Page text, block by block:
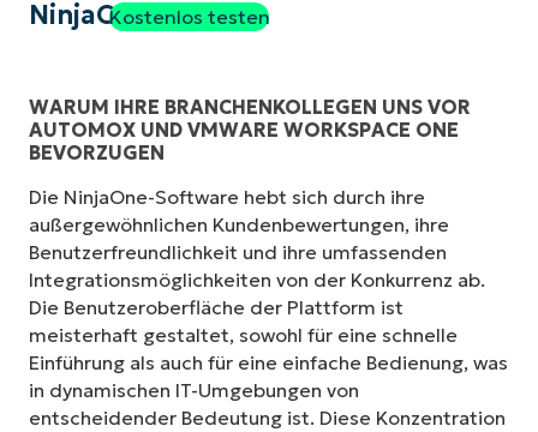
NinjaOneKostenlos testen
WARUM IHRE BRANCHENKOLLEGEN UNS VOR
AUTOMOX UND VMWARE WORKSPACE ONE
BEVORZUGEN
Die NinjaOne-Software hebt sich durch ihre
außergewöhnlichen Kundenbewertungen, ihre
Benutzerfreundlichkeit und ihre umfassenden
Integrationsmöglichkeiten von der Konkurrenz ab.
Die Benutzeroberfläche der Plattform ist
meisterhaft gestaltet, sowohl für eine schnelle
Einführung als auch für eine einfache Bedienung, was
in dynamischen IT-Umgebungen von
entscheidender Bedeutung ist. Diese Konzentration